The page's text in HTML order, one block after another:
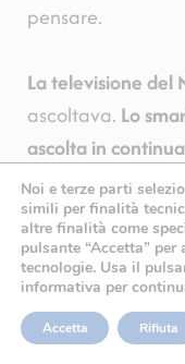
pensare.
La televisione del
ascoltava. Lo
ascolta in
cosa più preziosa.
Qualche
sui media
Noi e terze parti
simili per finalità
altre finalità come
pulsante “Accetta”
tecnologie. Usa il
informativa per
Accetta Rifiuta